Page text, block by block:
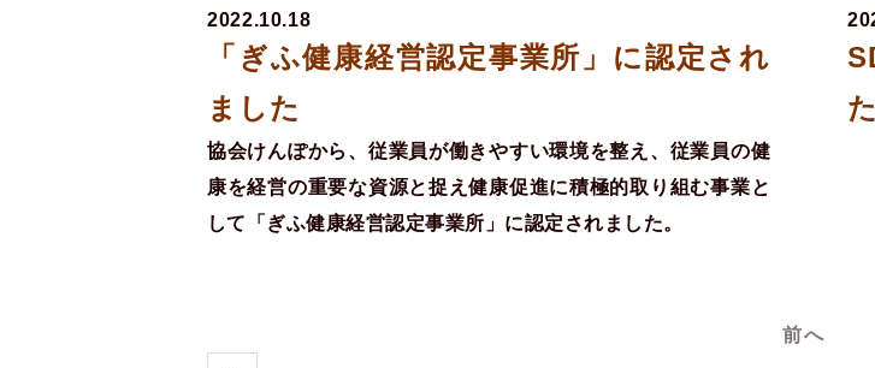
「ぎふ健康経営認定事業所」に認定され
ました
2022.10.18
協会けんぽから、従業員が働きやすい環境を整え、従業員の健
康を経営の重要な資源と捉え健康促進に積極的取り組む事業と
して「ぎふ健康経営認定事業所」に認定されました。
た
前へ